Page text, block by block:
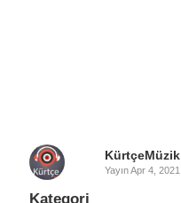
KürtçeMüzik
YayınApr 4, 2021
Kategori